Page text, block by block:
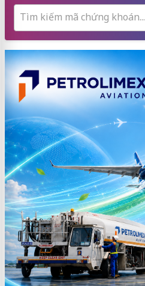
Tìm kiếm mã chứng khoán...